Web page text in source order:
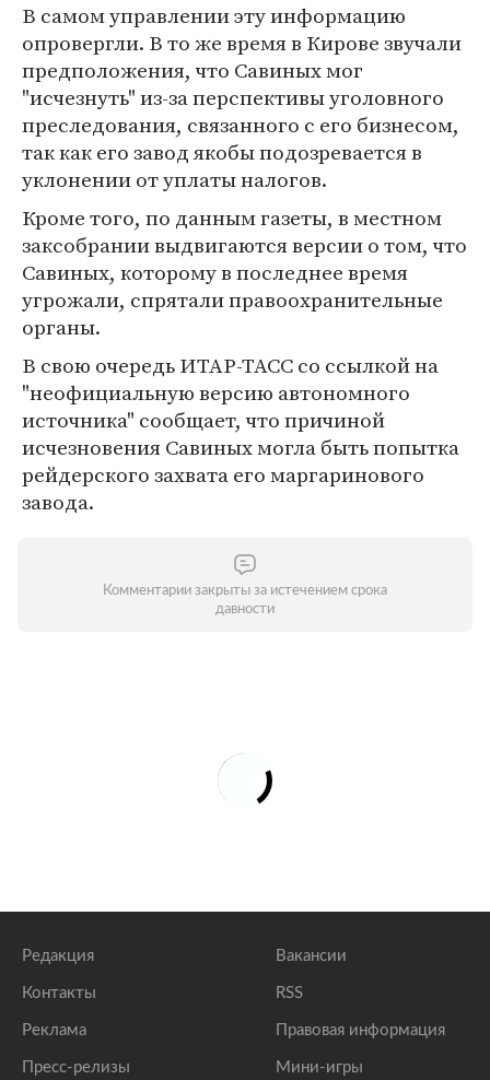
В самом управлении эту информацию
опровергли. В то же время в Кирове звучали
предположения, что Савиных мог
"исчезнуть" из-за перспективы уголовного
преследования, связанного с его бизнесом,
так как его завод якобы подозревается в
уклонении от уплаты налогов.
Кроме того, по данным газеты, в местном
заксобрании выдвигаются версии о том, что
Савиных, которому в последнее время
угрожали, спрятали правоохранительные
органы.
В свою очередь ИТАР-ТАСС со ссылкой на
"неофициальную версию автономного
источника" сообщает, что причиной
исчезновения Савиных могла быть попытка
рейдерского захвата его маргаринового
завода.
Комментарии закрыты за истечением срока
давности
Редакция
Контакты
Реклама
Пресс-релизы
Вакансии
RSS
Правовая информация
Мини-игры